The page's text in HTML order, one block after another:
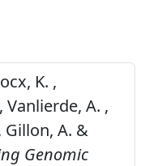
K. ,
Vanlierde, A. ,
Gillon, A. &
Genomic